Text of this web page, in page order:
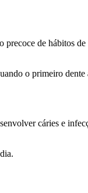
precoce de hábitos
o primeiro dente
cáries e